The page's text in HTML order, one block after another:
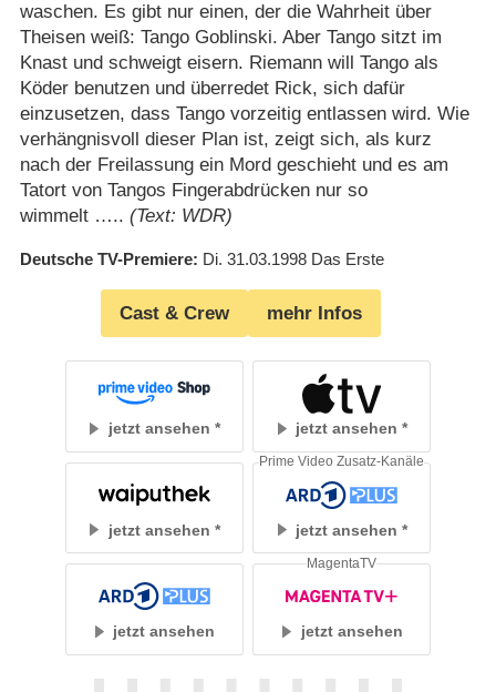
waschen. Es gibt nur einen, der die Wahrheit über
Theisen weiß: Tango Goblinski. Aber Tango sitzt im
Knast und schweigt eisern. Riemann will Tango als
Köder benutzen und überredet Rick, sich dafür
einzusetzen, dass Tango vorzeitig entlassen wird. Wie
verhängnisvoll dieser Plan ist, zeigt sich, als kurz
nach der Freilassung ein Mord geschieht und es am
Tatort von Tangos Fingerabdrücken nur so
wimmelt ….. (Text: WDR)
Deutsche TV-Premiere Di. 31.03.1998 Das Erste
Cast & Crew mehr Infos
jetzt ansehen jetzt ansehen
jetzt ansehen jetzt ansehen
Prime Video Zusatz-Kanäle
jetzt ansehen jetzt ansehen
MagentaTV